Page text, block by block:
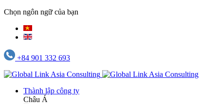
Chọn ngôn ngữ của bạn
+84 901 332 693
Thành lập công ty
Châu Á